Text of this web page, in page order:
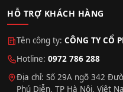
HỖ TRỢ KHÁCH HÀNG
Tên công ty: CÔNG TY CỔ
Hotline: 0972 786 288
Địa chỉ: Số 29A ngõ 342
Phú Diễn, TP Hà Nội, Việt